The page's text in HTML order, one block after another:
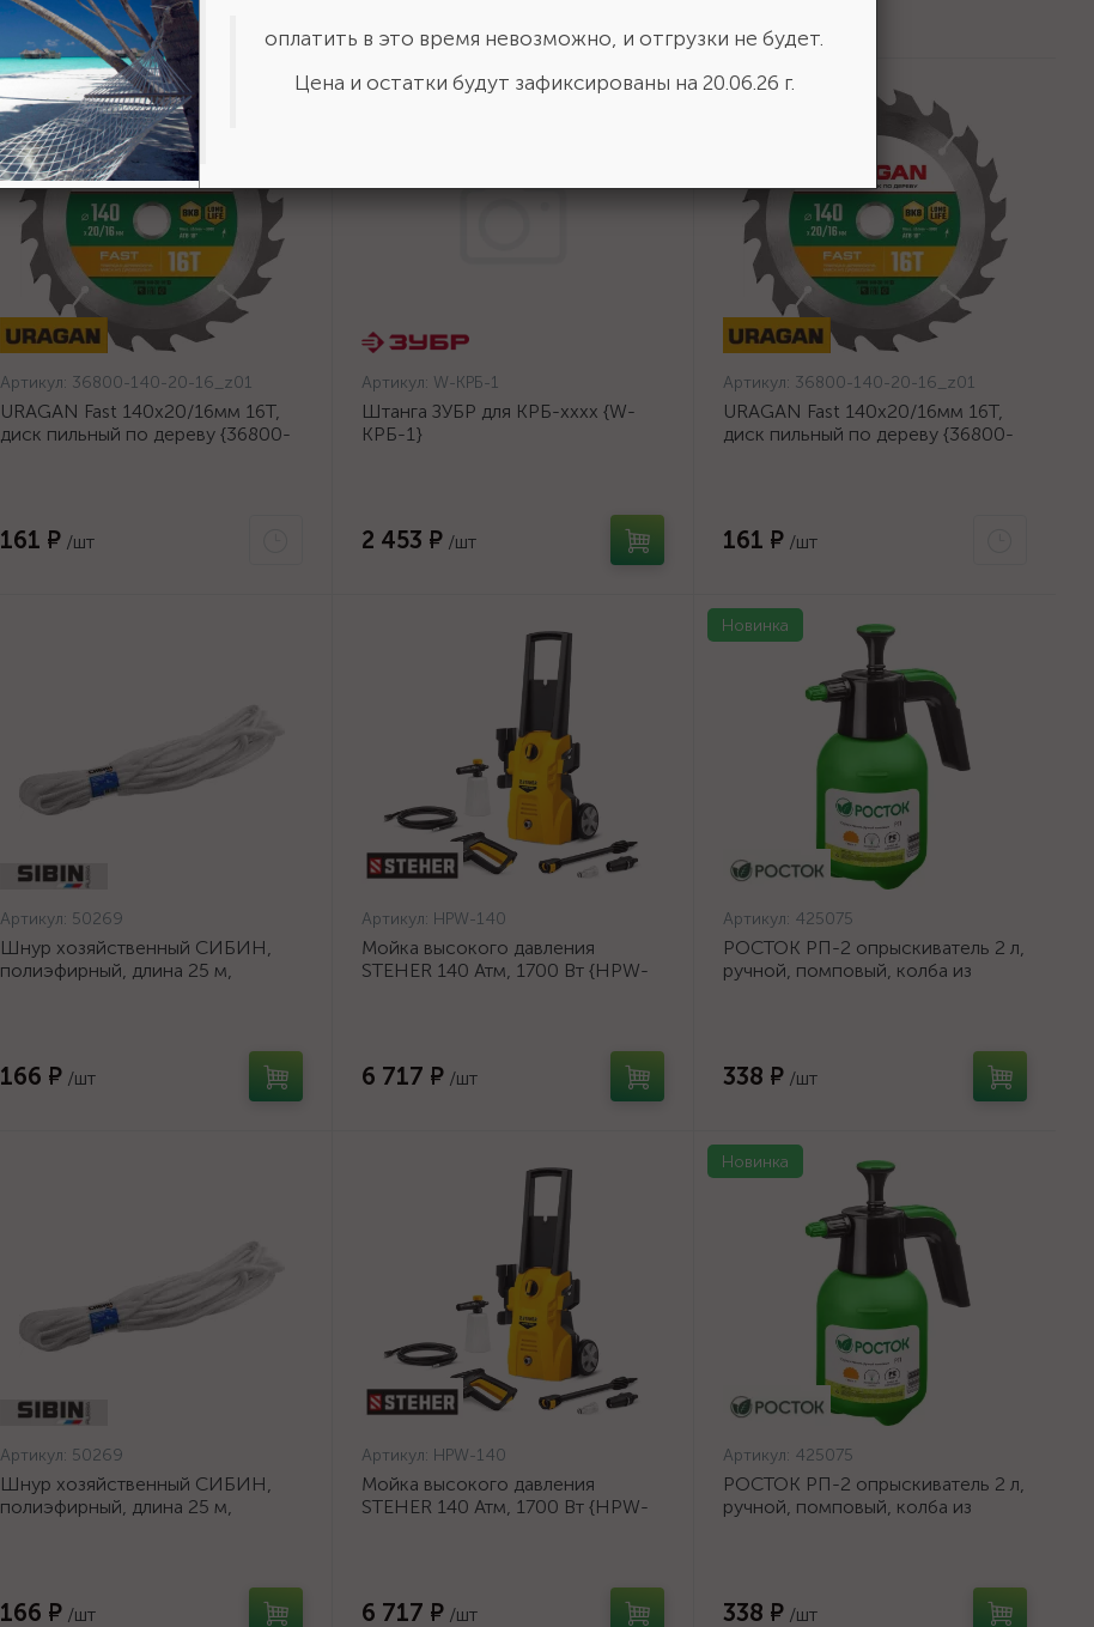
Артикул: 36800-140-20-16_z01
URAGAN Fast 140x20/16мм 16Т,
диск пильный по дереву {36800-
161 ₽ /шт
Артикул: W-КРБ-1
Штанга ЗУБР для КРБ-хххх {W-
КРБ-1}
2 453 ₽ /шт
Артикул: 36800-140-20-16_z01
URAGAN Fast 140x20/16мм 16Т,
диск пильный по дереву {36800-
161 ₽ /шт
Артикул: 50269
Шнур хозяйственный СИБИН,
полиэфирный, длина 25 м,
166 ₽ /шт
Артикул: HPW-140
Мойка высокого давления
STEHER 140 Атм, 1700 Вт {HPW-
6 717 ₽ /шт
Новинка
Артикул: 425075
РОСТОК РП-2 опрыскиватель 2 л,
ручной, помповый, колба из
338 ₽ /шт
Артикул: 50269
Шнур хозяйственный СИБИН,
полиэфирный, длина 25 м,
166 ₽ /шт
Артикул: HPW-140
Мойка высокого давления
STEHER 140 Атм, 1700 Вт {HPW-
6 717 ₽ /шт
Новинка
Артикул: 425075
РОСТОК РП-2 опрыскиватель 2 л,
ручной, помповый, колба из
338 ₽ /шт
оплатить в это время невозможно, и отгрузки не будет.
Цена и остатки будут зафиксированы на 20.06.26 г.